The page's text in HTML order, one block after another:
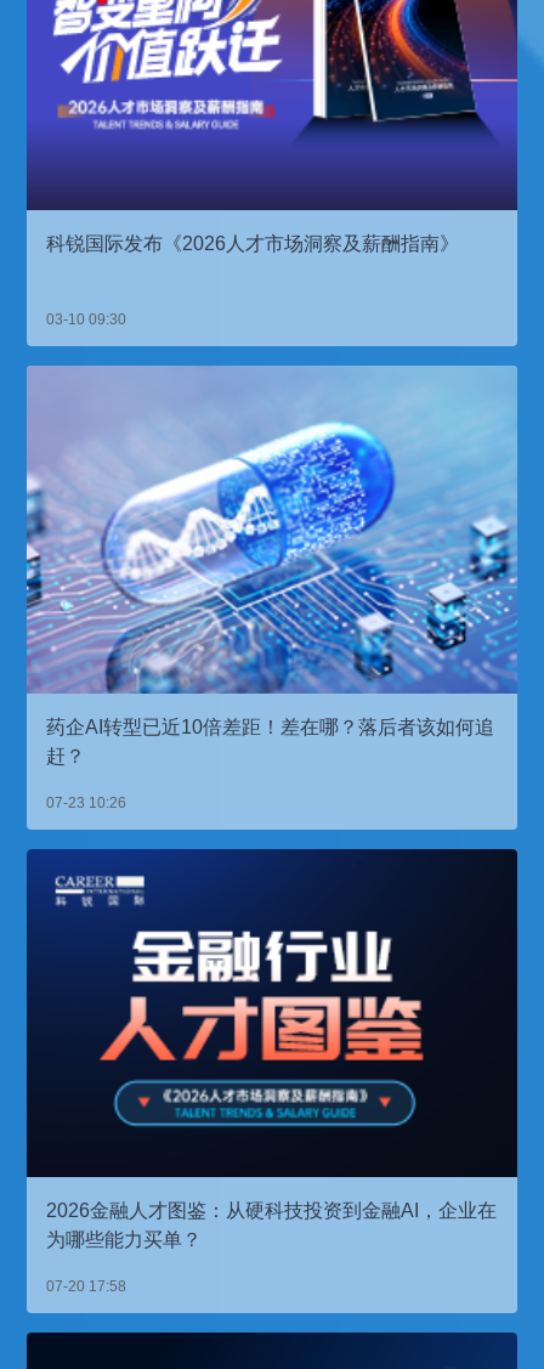
科锐国际发布《2026人才市场洞察及薪酬指南》
03-10 09:30
药企AI转型已近10倍差距！差在哪？落后者该如何追
赶？
07-23 10:26
2026金融人才图鉴：从硬科技投资到金融AI，企业在
为哪些能力买单？
07-20 17:58